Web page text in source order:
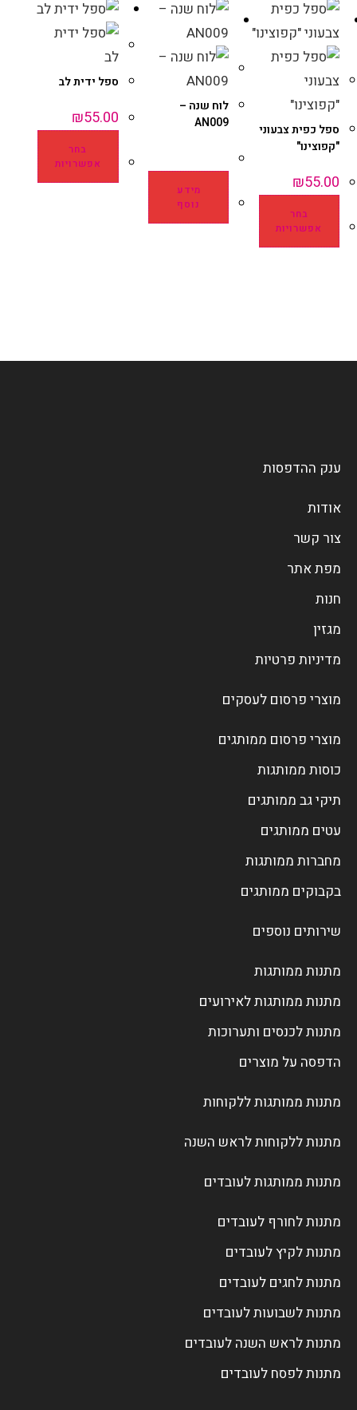
ספל כפית צבעוני
"קפוצינו"
₪55.00
בחר
אפשרויות
לוח שנה –
AN009
מידע
נוסף
ספל ידית לב
₪55.00
בחר
אפשרויות
ענק ההדפסות
אודות
צור קשר
מפת אתר
חנות
מגזין
מדיניות פרטיות
מוצרי פרסום לעסקים
מוצרי פרסום ממותגים
כוסות ממותגות
תיקי גב ממותגים
עטים ממותגים
מחברות ממותגות
בקבוקים ממותגים
שירותים נוספים
מתנות ממותגות
מתנות ממותגות לאירועים
מתנות לכנסים ותערוכות
הדפסה על מוצרים
מתנות ממותגות ללקוחות
מתנות ללקוחות לראש השנה
מתנות ממותגות לעובדים
מתנות לחורף לעובדים
מתנות לקיץ לעובדים
מתנות לחגים לעובדים
מתנות לשבועות לעובדים
מתנות לראש השנה לעובדים
מתנות לפסח לעובדים